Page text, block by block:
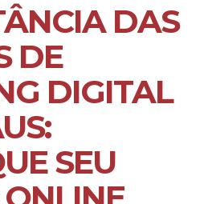
DAS
DE
DIGITAL
SEU